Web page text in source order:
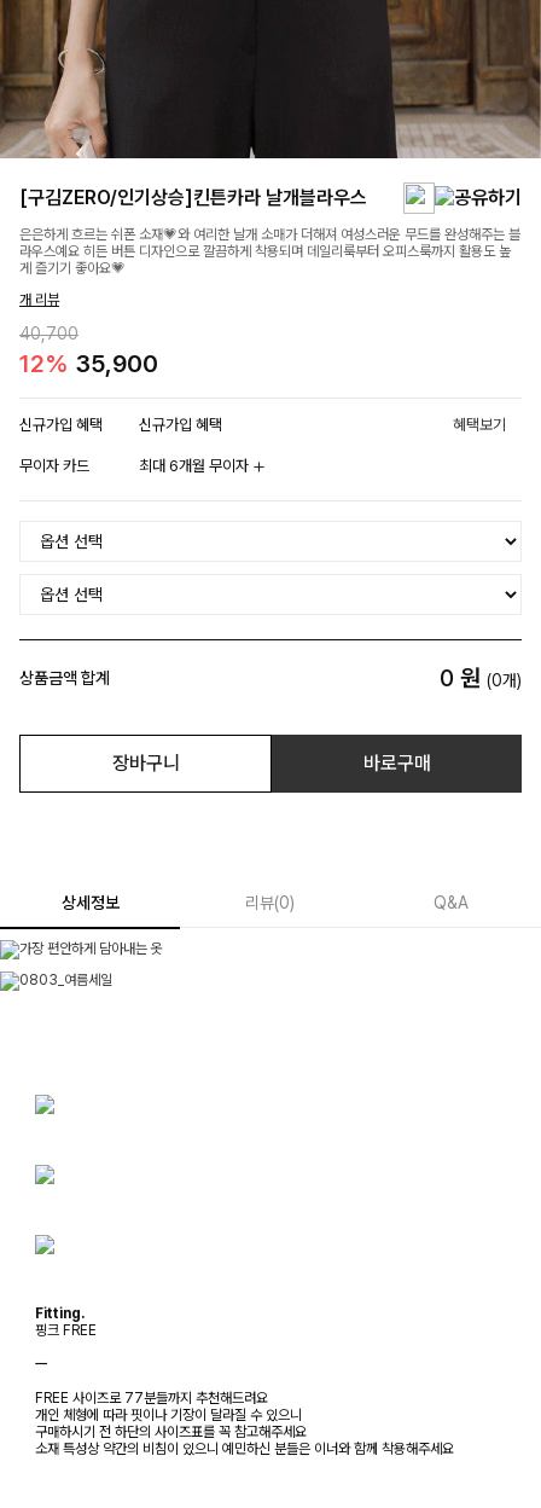
[구김ZERO/인기상승]킨튼카라 날개블라우스
은은하게 흐르는 쉬폰 소재💗와 여리한 날개 소매가 더해져 여성스러운 무드를 완성해주는 블
라우스예요 히든 버튼 디자인으로 깔끔하게 착용되며 데일리룩부터 오피스룩까지 활용도 높
게 즐기기 좋아요💗
개 리뷰
40,700
12% 35,900
신규가입 혜택 신규가입 혜택 혜택보기
무이자 카드 최대 6개월 무이자
상품금액 합계 0 원 (0개)
장바구니 바로구매
상세정보 리뷰(0) Q&A
Fitting.
핑크 FREE
ㅡ
FREE 사이즈로 77분들까지 추천해드려요
개인 체형에 따라 핏이나 기장이 달라질 수 있으니
구매하시기 전 하단의 사이즈표를 꼭 참고해주세요
소재 특성상 약간의 비침이 있으니 예민하신 분들은 이너와 함께 착용해주세요